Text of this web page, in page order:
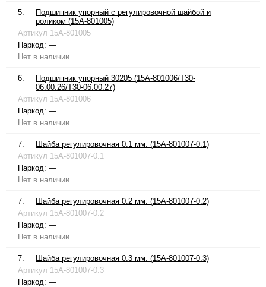
5.
Подшипник упорный с регулировочной шайбой и
роликом (15A-801005)
Артикул 15A-801005
Паркод: —
Нет в наличии
6.
Подшипник упорный 30205 (15A-801006/T30-
06.00.26/T30-06.00.27)
Артикул 15A-801006
Паркод: —
Нет в наличии
7.
Шайба регулировочная 0.1 мм. (15A-801007-0.1)
Артикул 15A-801007-0.1
Паркод: —
Нет в наличии
7.
Шайба регулировочная 0.2 мм. (15A-801007-0.2)
Артикул 15A-801007-0.2
Паркод: —
Нет в наличии
7.
Шайба регулировочная 0.3 мм. (15A-801007-0.3)
Артикул 15A-801007-0.3
Паркод: —